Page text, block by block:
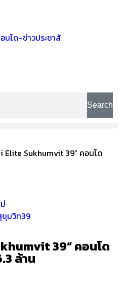
Search
Elite Sukhumvit 39” คอนโด
ขุมวิท39
39” คอนโด
ล้าน